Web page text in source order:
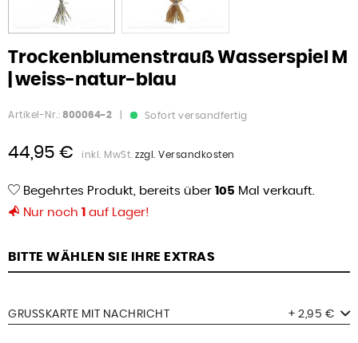
Trockenblumenstrauß Wasserspiel M
| weiss-natur-blau
Artikel-Nr.: 800064-2 Sofort versandfertig
44,95 € inkl. MwSt. zzgl. Versandkosten
Begehrtes Produkt, bereits über 105 Mal verkauft.
Nur noch 1 auf Lager!
BITTE WÄHLEN SIE IHRE EXTRAS
GRUSSKARTE MIT NACHRICHT + 2,95 €